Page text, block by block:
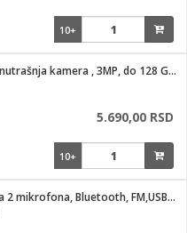
10+
Full HD bežična unutrašnja kamera , 3MP, do 128 Gb kartica
5.690,00 RSD
10+
Bežični zvučnik sa 2 mikrofona, Bluetooth, FM,USB,AUX